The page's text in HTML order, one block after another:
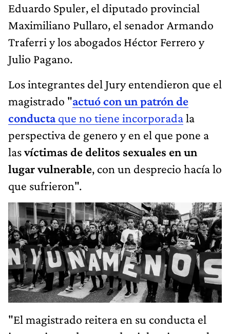
Eduardo Spuler, el diputado provincial
Maximiliano Pullaro, el senador Armando
Traferri y los abogados Héctor Ferrero y
Julio Pagano.
Los integrantes del Jury entendieron que el
magistrado "actuó con un patrón de
conductaque no tiene incorporadala
perspectiva de genero y en el que pone a
lasvíctimas de delitos sexuales en un
lugar vulnerable, con un desprecio hacía lo
que sufrieron".
"El magistrado reitera en su conducta el